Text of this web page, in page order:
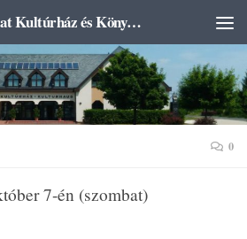
Tát Város Önkormányzat Kultúrház és Könyvtár
0
7-én (szombat)